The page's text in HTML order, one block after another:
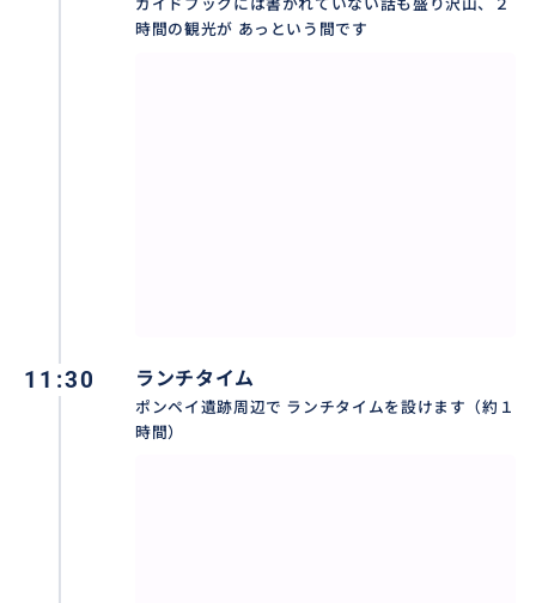
です(座れる確率が高い)
Porta Nolana 8:41 / Garibaldi 8:44 = 9:13 Pompei Sc
avi
Porta Nolana 9:13 / Garibaldi 9:16 = 9:50 Pompei Sc
ガイドブックには書かれていない話も盛り沢山、２
時間の観光が あっという間です
11:30 ランチタイム
ポンペイ遺跡周辺で ランチタイムを設けます（約１
時間）